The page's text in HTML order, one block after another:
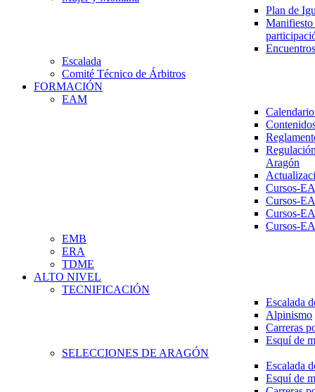
Plan de
Escalada
Comité Técnico de Árbitros
FORMACIÓN
EAM
Aragón
Cursos-
Cursos-
Cursos-
Cursos-
EMB
ERA
TDME
ALTO NIVEL
TECNIFICACIÓN
Escalada
Alpinismo
Carreras
Esquí de
SELECCIONES DE ARAGÓN
Escalada
Esquí de